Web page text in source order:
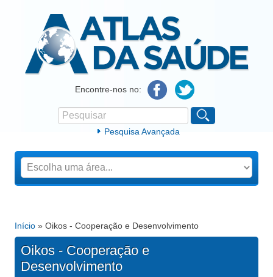
Atlas da SaúdeEncontre-nos no:
Formulário de procura
Pesquisar
Pesquisa Avançada
Está aqui
Início » Oikos - Cooperação e Desenvolvimento
Oikos - Cooperação e
Desenvolvimento